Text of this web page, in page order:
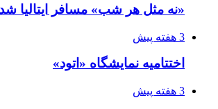
«نه مثل هر شب» مسافر ایتالیا شد
3 هفته پیش
اختتامیه نمایشگاه «اتود»
3 هفته پیش